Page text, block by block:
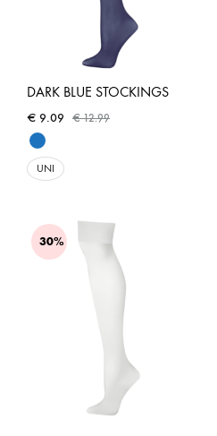
DARK BLUE STOCKINGS
€ 9.09 €12.99
UNI
30%